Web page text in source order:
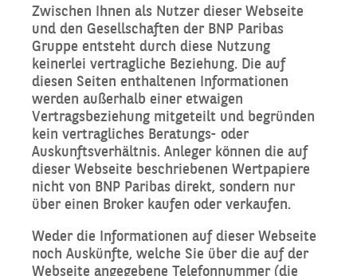
Zwischen Ihnen als Nutzer dieser Webseite
und den Gesellschaften der BNP Paribas
Gruppe entsteht durch diese Nutzung
keinerlei vertragliche Beziehung. Die auf
diesen Seiten enthaltenen Informationen
werden außerhalb einer etwaigen
Vertragsbeziehung mitgeteilt und begründen
kein vertragliches Beratungs- oder
Auskunftsverhältnis. Anleger können die auf
dieser Webseite beschriebenen Wertpapiere
nicht von BNP Paribas direkt, sondern nur
über einen Broker kaufen oder verkaufen.
Weder die Informationen auf dieser Webseite
noch Auskünfte, welche Sie über die auf der
Webseite angegebene Telefonnummer (die